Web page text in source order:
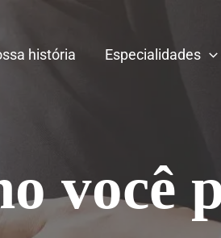
história Especialidades
você